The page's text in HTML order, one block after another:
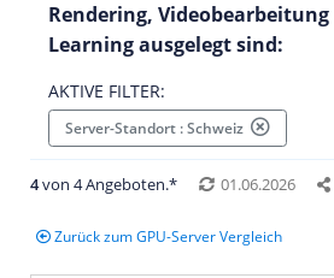
Rendering,
Learning ausgelegt sind:
AKTIVE FILTER:
Server-Standort : Schweiz
4von 4 Angeboten.* 01.06.2026
Zurück zum GPU-Server Vergleich